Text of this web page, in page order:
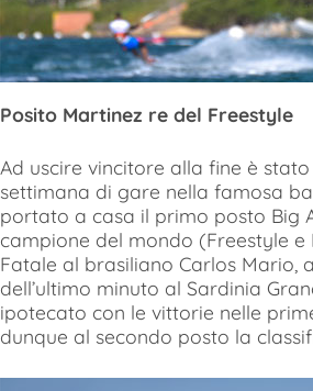
Posito Martinez re del Freestyle
Ad uscire vincitore alla fine è
settimana di gare nella famosa
portato a casa il primo posto Big
campione del mondo (Freestyle e
Fatale al brasiliano Carlos
dell’ultimo minuto al Sardinia
ipotecato con le vittorie nelle
dunque al secondo posto la